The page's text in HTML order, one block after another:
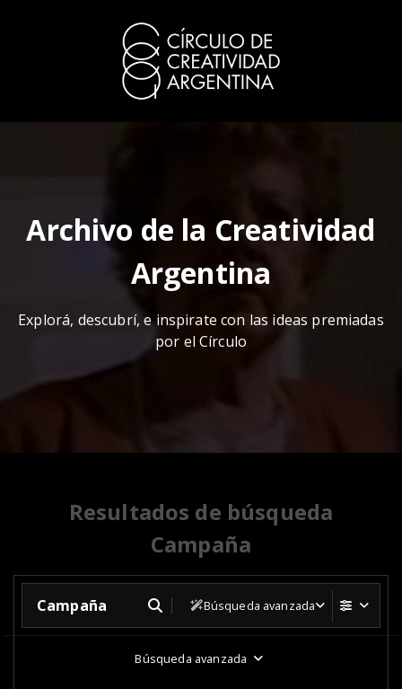
Archivo de la Creatividad
Argentina
Explorá, descubrí, e inspirate con las ideas premiadas
por el Círculo
Resultados de búsqueda
Campaña
Búsqueda avanzada
Búsqueda avanzada